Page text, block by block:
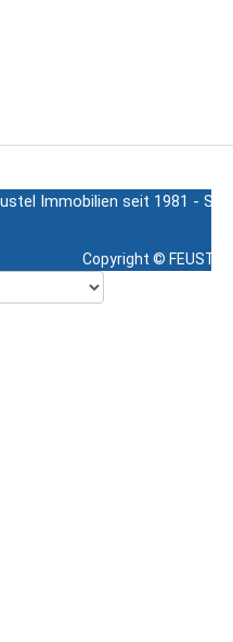
Immobilien seit 1981 -
Copyright ©